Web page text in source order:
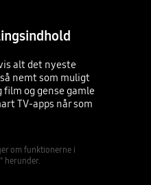
alt det nyeste
nemt som muligt
film og gense gamle
TV-apps når som
om funktionerne i
herunder.